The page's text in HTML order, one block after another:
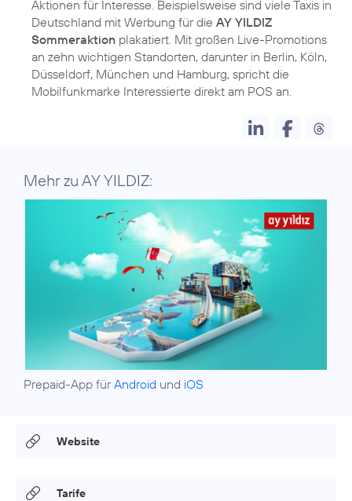
Aktionen für Interesse. Beispielsweise sind viele Taxis in
Deutschland mit Werbung für die AY YILDIZ
Sommeraktion plakatiert. Mit großen Live-Promotions
an zehn wichtigen Standorten, darunter in Berlin, Köln,
Düsseldorf, München und Hamburg, spricht die
Mehr zu AY YILDIZ:
Prepaid-App fürAndroid und iOS
Website
Tarife